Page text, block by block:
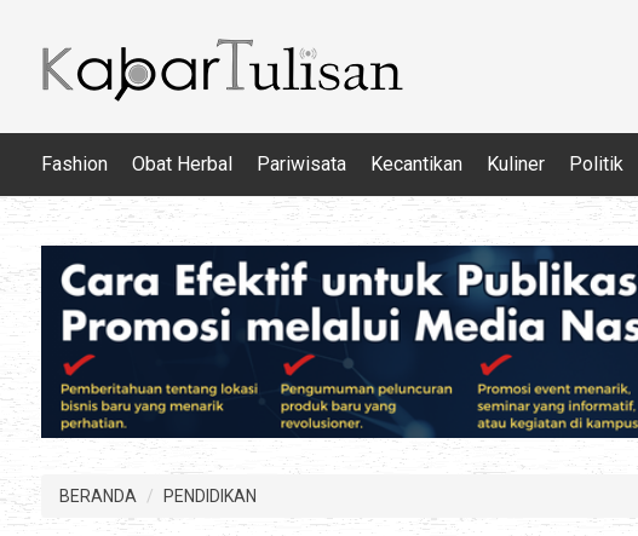
Fashion Obat Herbal Pariwisata Kecantikan Kuliner Politik
BERANDA PENDIDIKAN